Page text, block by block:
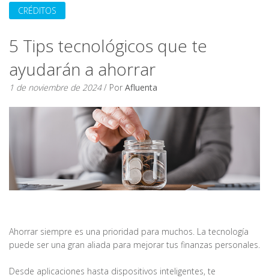
CRÉDITOS
5 Tips tecnológicos que te
ayudarán a ahorrar
1 de noviembre de 2024/ Por Afluenta
Ahorrar siempre es una prioridad para muchos. La tecnología
puede ser una gran aliada para mejorar tus finanzas personales.
Desde aplicaciones hasta dispositivos inteligentes, te